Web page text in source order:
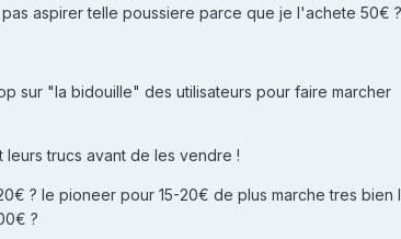
aspirer telle poussiere parce que je l'achete 50€ ?
sur "la bidouille" des utilisateurs pour faire marcher
trucs avant de les vendre !
? le pioneer pour 15-20€ de plus marche tres bien
?